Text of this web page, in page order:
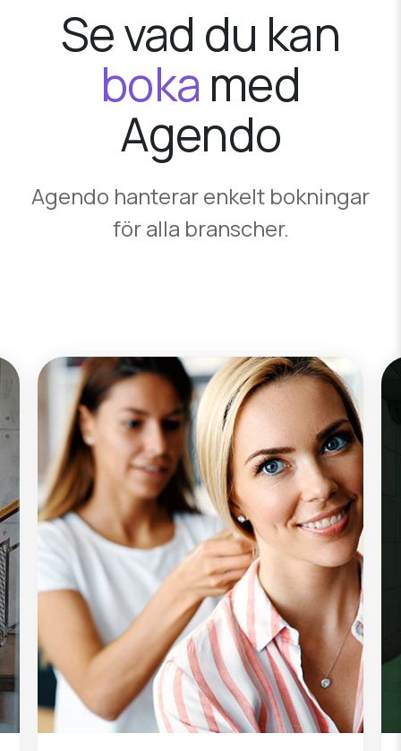
Se vad du kan
boka med
Agendo
Agendo hanterar enkelt bokningar
för alla branscher.